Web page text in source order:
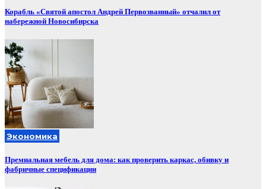
Корабль «Святой апостол Андрей Первозванный» отчалил от
набережной Новосибирска
Экономика
Премиальная мебель для дома: как проверить каркас, обивку и
фабричные спецификации